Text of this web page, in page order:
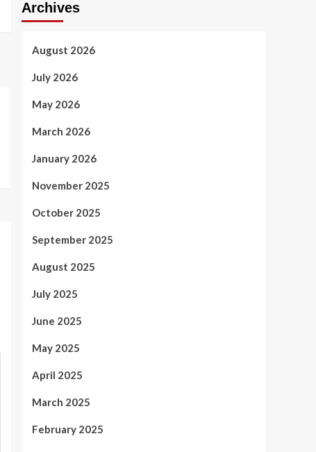
Archives
August 2026
July 2026
May 2026
March 2026
January 2026
November 2025
October 2025
September 2025
August 2025
July 2025
June 2025
May 2025
April 2025
March 2025
February 2025